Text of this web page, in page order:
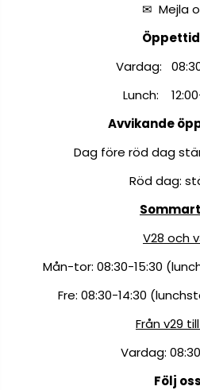
✉Mejla
Vardag:
Lunch:
Avvikande
Dag före röd dag
Röd dag:
V28 och
Mån-tor: 08:30-15:30
Fre: 08:30-14:30
Från v29 till
Vardag:
Följ oss